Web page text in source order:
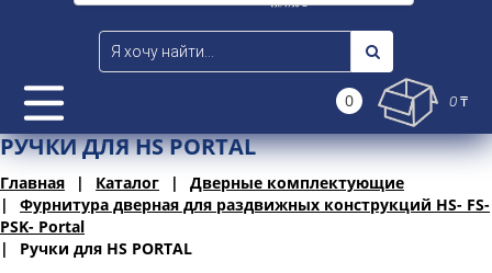
0 0 ₸
РУЧКИ ДЛЯ HS PORTAL
Главная Каталог
Дверные комплектующие
Фурнитура дверная для раздвижных конструкций HS- FS-
PSK- Portal
Ручки для HS PORTAL